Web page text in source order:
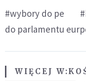
#wybory do pe
do parlamentu
WIĘCEJ W: